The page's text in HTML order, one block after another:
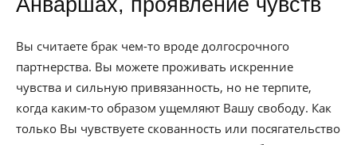
Анваршах, проявление чувств
Вы считаете брак чем-то вроде долгосрочного
партнерства. Вы можете проживать искренние
чувства и сильную привязанность, но не терпите,
когда каким-то образом ущемляют Вашу свободу. Как
только Вы чувствуете скованность или посягательство